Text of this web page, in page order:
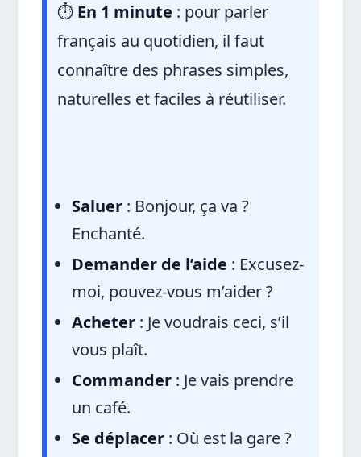
⏱️ En 1 minute : pour parler
français au quotidien, il faut
connaître des phrases simples,
naturelles et faciles à réutiliser.
Saluer : Bonjour, ça va ?
Enchanté.
Demander de l’aide : Excusez-
moi, pouvez-vous m’aider ?
Acheter : Je voudrais ceci, s’il
vous plaît.
Commander : Je vais prendre
un café.
Se déplacer : Où est la gare ?